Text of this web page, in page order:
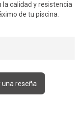
calidad y resistencia
de tu piscina.
una reseña